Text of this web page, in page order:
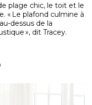
plage chic, le toit et le
« Le plafond culmine à
dessus de la
», dit Tracey.